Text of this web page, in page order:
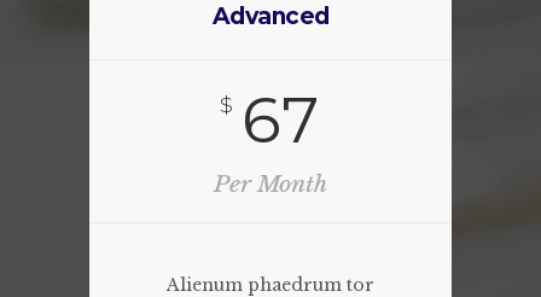
Advanced
$ 67
Per Month
Alienum phaedrum tor